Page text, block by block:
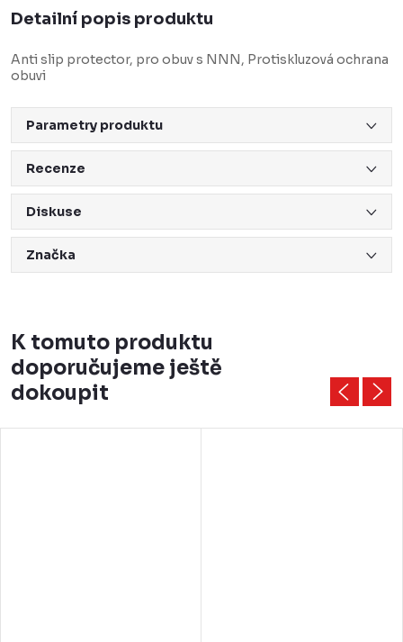
Detailní popis produktu
Anti slip protector, pro obuv s NNN, Protiskluzová ochrana
obuvi
Parametry produktu
Recenze
Diskuse
Značka
K tomuto produktu
doporučujeme ještě
dokoupit